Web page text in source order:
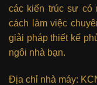
các kiến trúc sư có
cách làm việc
giải pháp thiết kế
ngôi nhà bạn.
Địa chỉ nhà máy: